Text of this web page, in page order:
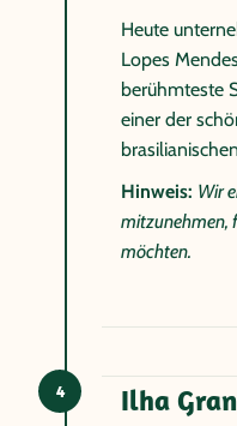
Heute
Lopes
berühmteste
einer der
Hinweis: Wir
mitzunehmen,
möchten.
4 Ilha